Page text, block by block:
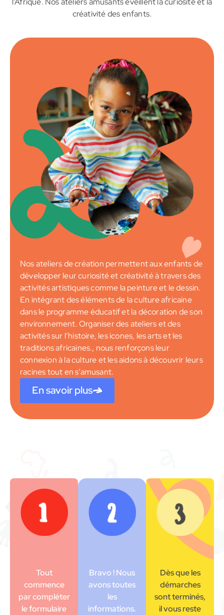
créativité des enfants.
Nos ateliers de création permettent aux enfants de
développer leur curiosité et créativité à travers des
activités artistiques comme la peinture et le dessin.
En intégrant des éléments de la culture africaine
dans le programme éducatif et la décoration de son
environnement. Organiser des ateliers et des
activités sur l’histoire, les icones, les arts et les
traditions africaines., nous renforçons leur
connexion à la culture et les aidons à découvrir leurs
racines tout en s’amusant.
En savoir plus
Tout
commence
par compléter
le formulaire
Bravo ! Nous
avons toutes
les
informations.
Dès que les
démarches
sont terminés,
il vous reste